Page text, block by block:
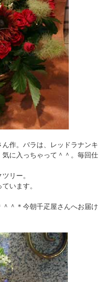
作。バラは、レッドラナンキ
に入っちゃって＾＾。毎回仕
リー。
います。
＾＊今朝千疋屋さんへお届け